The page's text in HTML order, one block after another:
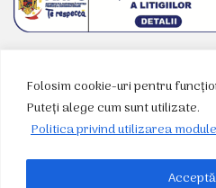
Folosim cookie-uri pentru
Puteți alege cum sunt utilizate.
Politica privind utilizarea
RETELE SOCIALE